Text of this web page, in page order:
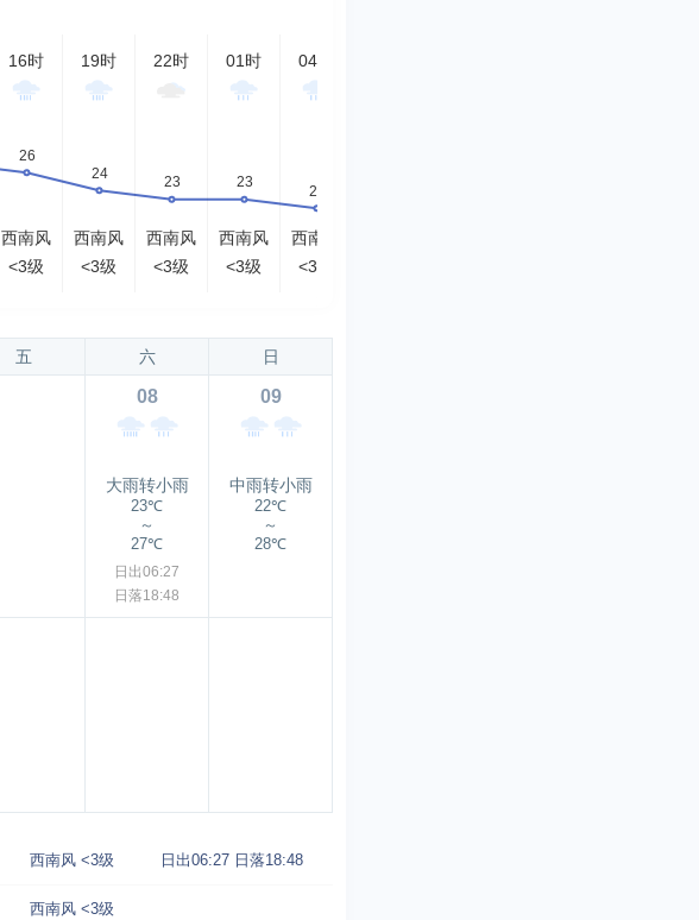
16时
西南风
<3级
19时
西南风
<3级
22时
西南风
<3级
01时
西南风
<3级
04时
西南风
<3级
五 六 日
08
大雨转小雨
23℃
～
27℃
日出06:27
日落18:48
09
中雨转小雨
22℃
～
28℃
西南风 <3级 日出06:27 日落18:48
西南风 <3级